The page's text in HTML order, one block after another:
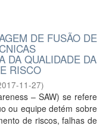
DE FUSÃO DE
DA QUALIDADE DA
RISCO
11-27)
– SAW) se refere
ou equipe detém sobre
de riscos, falhas de